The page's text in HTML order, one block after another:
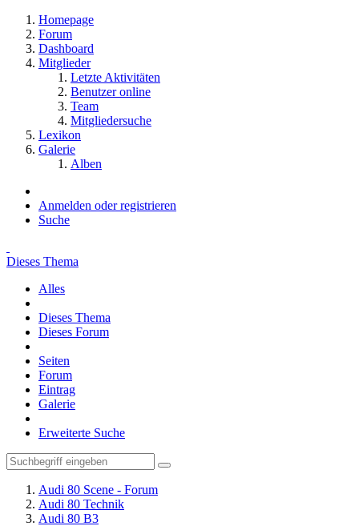
Homepage
Forum
Dashboard
Mitglieder
Letzte Aktivitäten
Benutzer online
Team
Mitgliedersuche
Lexikon
Galerie
Alben
Anmelden oder registrieren
Suche
Dieses Thema
Alles
Dieses Thema
Dieses Forum
Seiten
Forum
Eintrag
Galerie
Erweiterte Suche
Audi 80 Scene - Forum
Audi 80 Technik
Audi 80 B3